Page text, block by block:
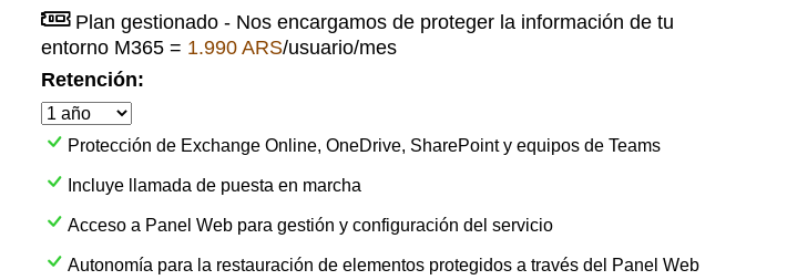
Plan gestionado - Nos encargamos de proteger la información de tu
entorno M365 = 1.990 ARS/usuario/mes
Retención:
Protección de Exchange Online, OneDrive, SharePoint y equipos de Teams
Incluye llamada de puesta en marcha
Acceso a Panel Web para gestión y configuración del servicio
Autonomía para la restauración de elementos protegidos a través del Panel Web